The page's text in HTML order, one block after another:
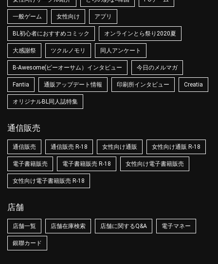
一般ゲーム 女性向け アプリ
BL初心者におすすめコミック オンラインとら祭り2020夏
大感謝祭 ツクルノモリ 同人アンケート
B-Awesome(ビーオーサム）インタビュー 今日のメルマガ
Fantia 通販アップデート情報 印刷所インタビュー Creatia
オリジナルBL同人誌特集
通信販売
通信販売 通信販売 R-18 女性向け通販 女性向け通販 R-18
電子書籍販売 電子書籍販売 R-18 女性向け電子書籍販売
女性向け電子書籍販売 R-18
店舗
店舗一覧 店舗在庫検索 店舗に関するQ&A 電子マネー
銀聯カード